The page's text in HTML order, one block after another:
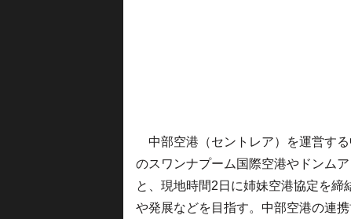
中部空港（セントレア）を運営す
のスワンナプーム国際空港やドンム
と、現地時間2日に姉妹空港協定を
や発展などを目指す。中部空港の連